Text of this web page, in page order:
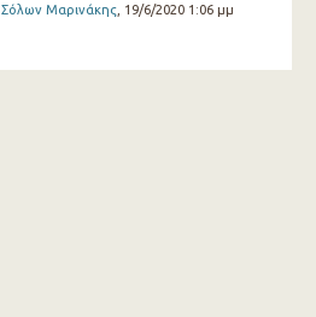
Σόλων Μαρινάκης, 19/6/2020 1:06 μμ